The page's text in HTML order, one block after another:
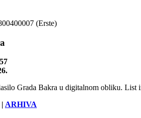
(Erste)
Grada Bakra u digitalnom obliku. List
| ARHIVA